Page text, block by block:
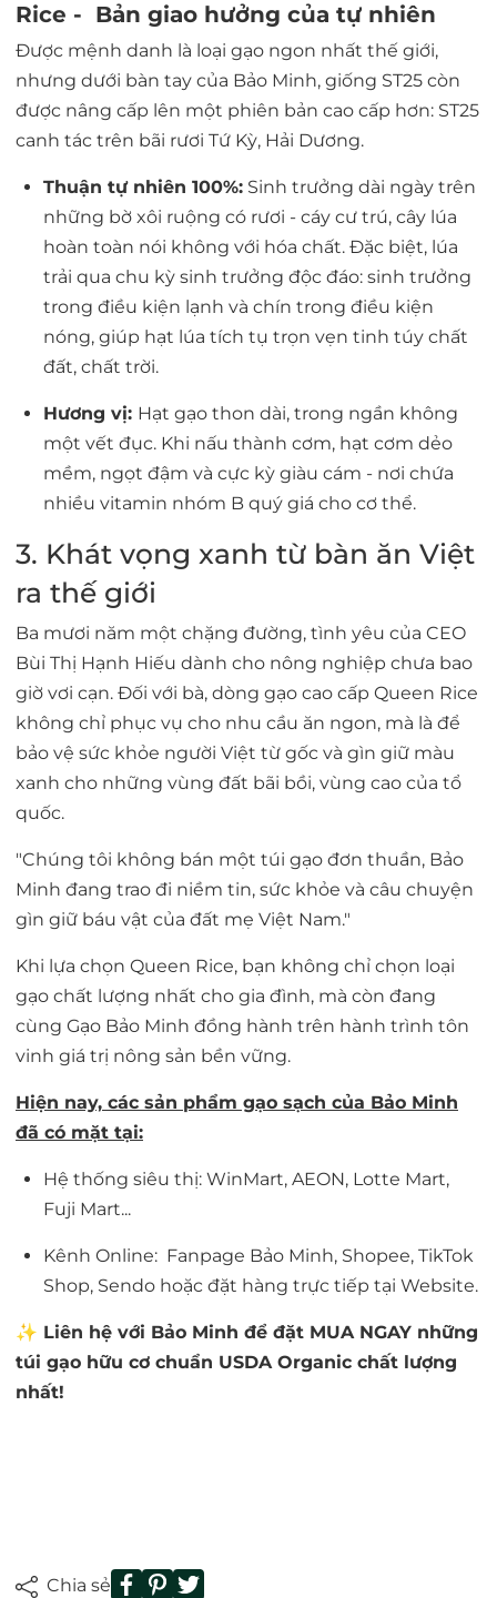
Rice - Bản giao hưởng của tự nhiên
Được mệnh danh là loại gạo ngon nhất thế giới,
nhưng dưới bàn tay của Bảo Minh, giống ST25 còn
được nâng cấp lên một phiên bản cao cấp hơn: ST25
canh tác trên bãi rươi Tứ Kỳ, Hải Dương.
Thuận tự nhiên 100%: Sinh trưởng dài ngày trên
những bờ xôi ruộng có rươi - cáy cư trú, cây lúa
hoàn toàn nói không với hóa chất. Đặc biệt, lúa
trải qua chu kỳ sinh trưởng độc đáo: sinh trưởng
trong điều kiện lạnh và chín trong điều kiện
nóng, giúp hạt lúa tích tụ trọn vẹn tinh túy chất
đất, chất trời.
Hương vị: Hạt gạo thon dài, trong ngần không
một vết đục. Khi nấu thành cơm, hạt cơm dẻo
mềm, ngọt đậm và cực kỳ giàu cám - nơi chứa
nhiều vitamin nhóm B quý giá cho cơ thể.
3. Khát vọng xanh từ bàn ăn Việt
ra thế giới
Ba mươi năm một chặng đường, tình yêu của CEO
Bùi Thị Hạnh Hiếu dành cho nông nghiệp chưa bao
giờ vơi cạn. Đối với bà, dòng gạo cao cấp Queen Rice
không chỉ phục vụ cho nhu cầu ăn ngon, mà là để
bảo vệ sức khỏe người Việt từ gốc và gìn giữ màu
xanh cho những vùng đất bãi bồi, vùng cao của tổ
quốc.
"Chúng tôi không bán một túi gạo đơn thuần, Bảo
Minh đang trao đi niềm tin, sức khỏe và câu chuyện
gìn giữ báu vật của đất mẹ Việt Nam."
Khi lựa chọn Queen Rice, bạn không chỉ chọn loại
gạo chất lượng nhất cho gia đình, mà còn đang
cùng Gạo Bảo Minh đồng hành trên hành trình tôn
vinh giá trị nông sản bền vững.
Hiện nay, các sản phẩm gạo sạch của Bảo Minh
đã có mặt tại:
Hệ thống siêu thị: WinMart, AEON, Lotte Mart,
Fuji Mart...
Kênh Online: Fanpage Bảo Minh, Shopee, TikTok
Shop, Sendo hoặc đặt hàng trực tiếp tại Website.
✨ Liên hệ với Bảo Minh để đặt MUA NGAY những
túi gạo hữu cơ chuẩn USDA Organic chất lượng
nhất!
Chia sẻ